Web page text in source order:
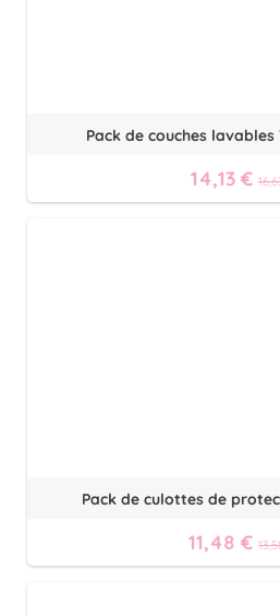
Pack de couches lavables
14,13 €
Pack de culottes de
11,48 €